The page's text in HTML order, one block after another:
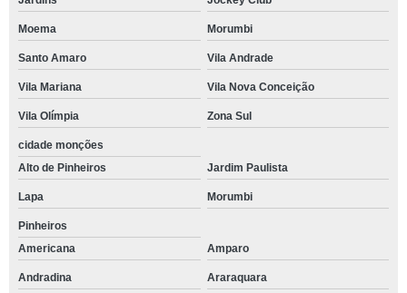
Moema Morumbi
Santo Amaro Vila Andrade
Vila Mariana Vila Nova Conceição
Vila Olímpia Zona Sul
cidade monções
Alto de Pinheiros
Jardim Paulista
Lapa Morumbi
Pinheiros
Americana
Amparo
Andradina Araraquara